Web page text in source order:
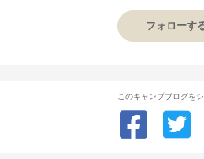
フォローす
このキャンプブログを